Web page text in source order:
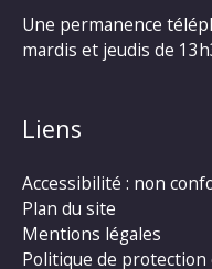
Une permanence
mardis et jeudis de
Liens
Accessibilité : non
Plan du site
Mentions légales
Politique de protection